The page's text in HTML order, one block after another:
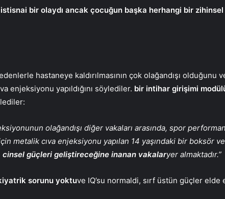
bir olaydı ancak çocuğun başka herhangi bir
hastaneye kaldırılmasının çok olağandışı olduğunu
enjeksiyonu yapıldığını söylediler. bir intihar girişimi
olağandışı diğer vakaları arasında, spor
metalik cıva enjeksiyonu yapılan 14 yaşındaki bir boksör ve
cinsel güçleri geliştireceğine inanan vakalaryer almaktadır.”
sorunu yoktuve IQ’su normaldi, sırf üstün güçler